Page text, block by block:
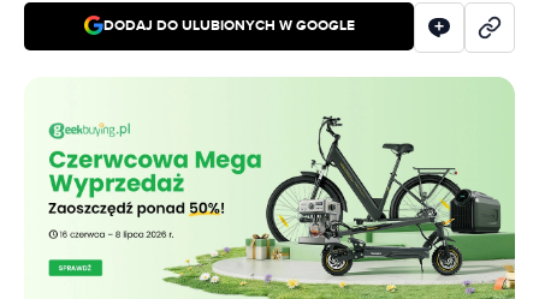
DODAJ DO ULUBIONYCH W GOOGLE